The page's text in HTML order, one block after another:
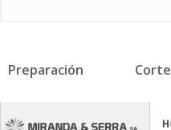
Preparación Corte